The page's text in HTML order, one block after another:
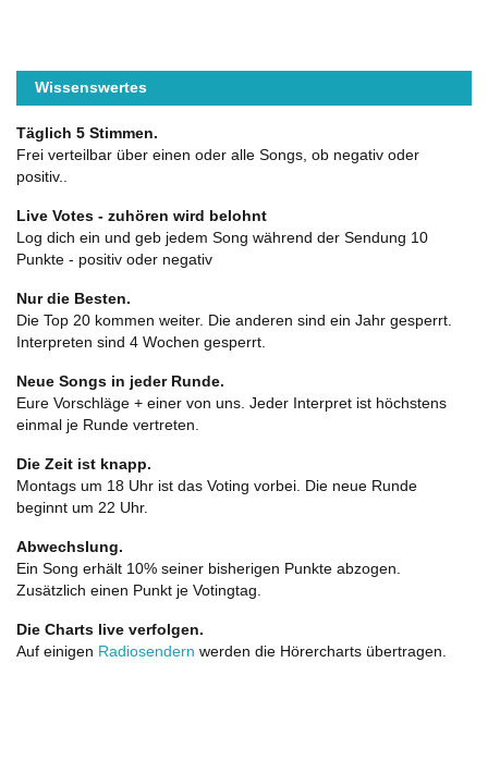
Wissenswertes
Täglich 5 Stimmen.
Frei verteilbar über einen oder alle Songs, ob negativ oder
positiv..
Live Votes - zuhören wird belohnt
Log dich ein und geb jedem Song während der Sendung 10
Punkte - positiv oder negativ
Nur die Besten.
Die Top 20 kommen weiter. Die anderen sind ein Jahr gesperrt.
Interpreten sind 4 Wochen gesperrt.
Neue Songs in jeder Runde.
Eure Vorschläge + einer von uns. Jeder Interpret ist höchstens
einmal je Runde vertreten.
Die Zeit ist knapp.
Montags um 18 Uhr ist das Voting vorbei. Die neue Runde
beginnt um 22 Uhr.
Abwechslung.
Ein Song erhält 10% seiner bisherigen Punkte abzogen.
Zusätzlich einen Punkt je Votingtag.
Die Charts live verfolgen.
Auf einigen Radiosendern werden die Hörercharts übertragen.